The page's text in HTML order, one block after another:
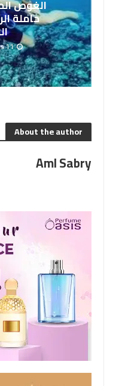
الغوص
حاملة
11 months منذ
About the author
Aml Sabry